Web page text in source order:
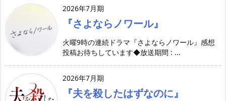
2026年7月期
『さよならノワール』
火曜9時の連続ドラマ『さよならノワール』感想
投稿お待ちしています◆放送期間 : ...
2026年7月期
『夫を殺したはずなのに』